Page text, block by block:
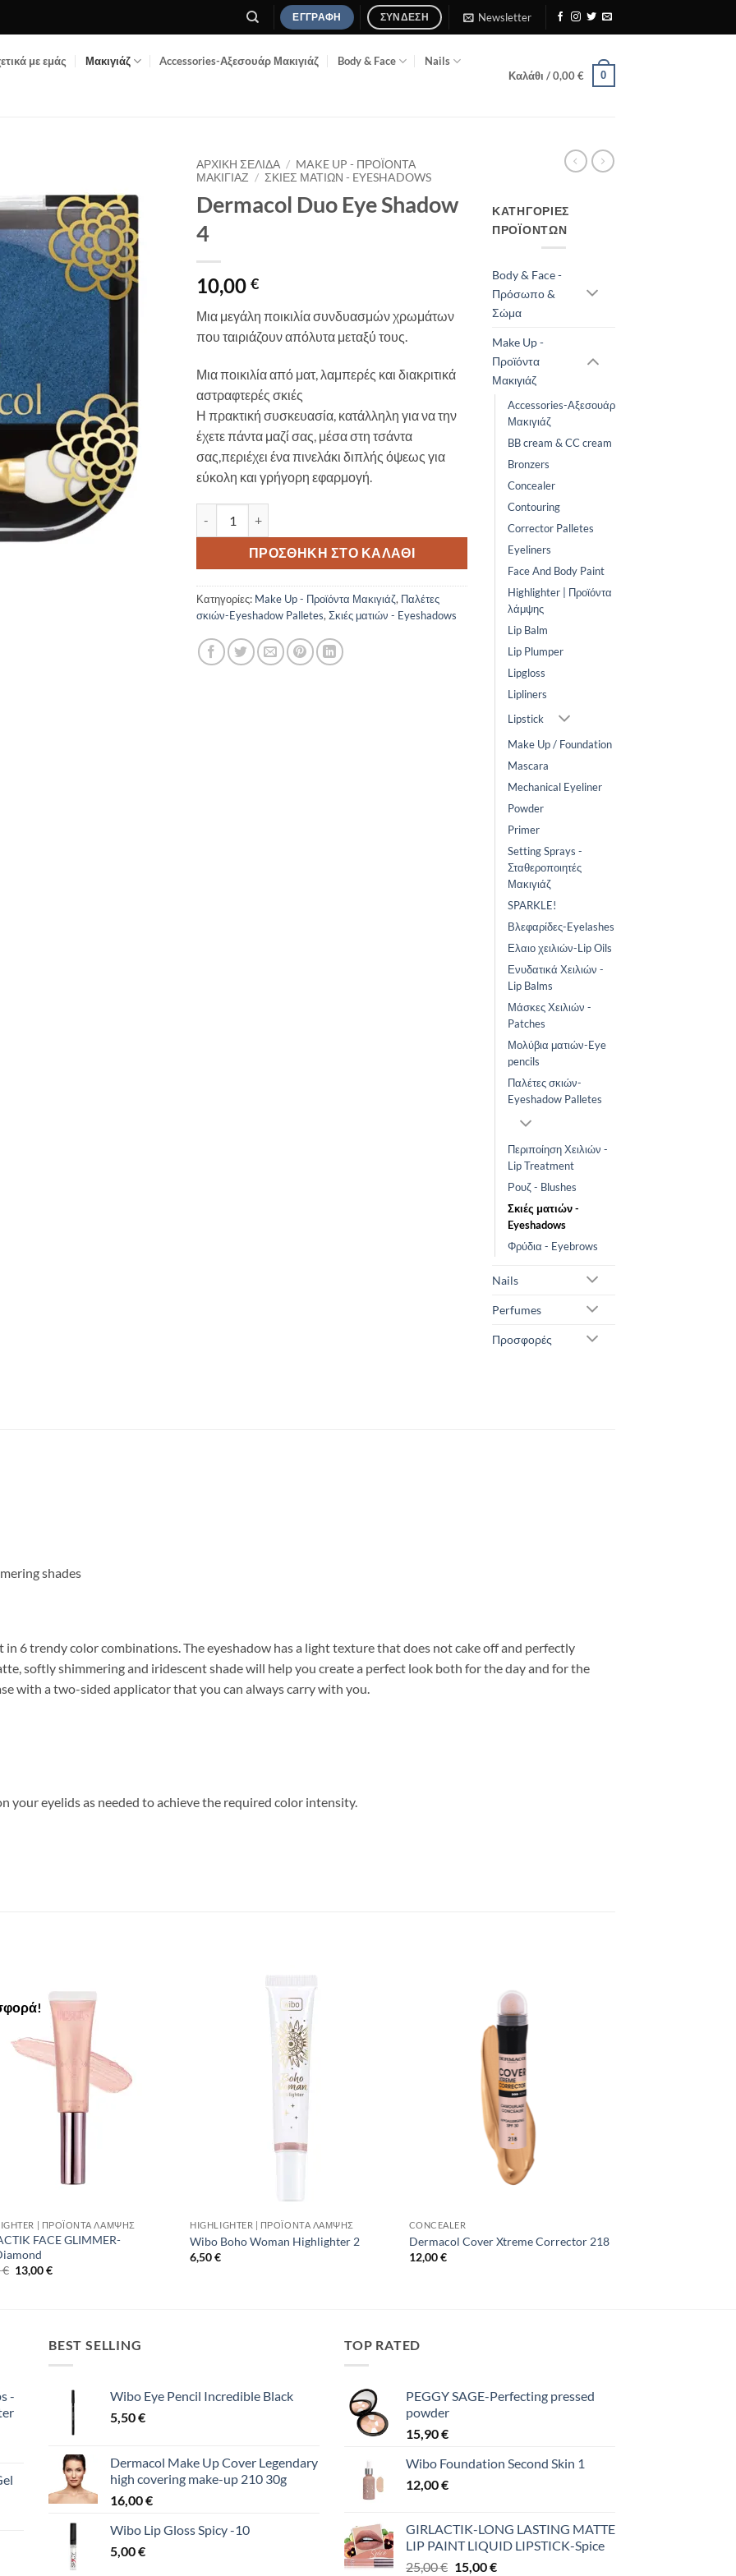
ΕΓΓΡΑΦΉ ΣΎΝΔΕΣΗ Newsletter
με εμάς Μακιγιάζ Accessories-Αξεσουάρ Μακιγιάζ Body & Face Nails
Καλάθι /0,00€ 0
Add to
Wishlist
ΑΡΧΙΚΉ ΣΕΛΊΔΑ / MAKE UP - ΠΡΟΪΌΝΤΑ
ΜΑΚΙΓΙΆΖ / ΣΚΙΈΣ ΜΑΤΙΏΝ - EYESHADOWS
Dermacol Duo Eye Shadow
4
10,00 €
Μια μεγάλη ποικιλία συνδυασμών χρωμάτων
που ταιριάζουν απόλυτα μεταξύ τους.
Μια ποικιλία από ματ, λαμπερές και διακριτικά
αστραφτερές σκιές
Η πρακτική συσκευασία, κατάλληλη για να την
έχετε πάντα μαζί σας, μέσα στη τσάντα
σας,περιέχει ένα πινελάκι διπλής όψεως για
εύκολη και γρήγορη εφαρμογή.
ΠΡΟΣΘΉΚΗ ΣΤΟ ΚΑΛΆΘΙ
Κατηγορίες: Make Up - Προϊόντα Μακιγιάζ, Παλέτες
σκιών-Eyeshadow Palletes,Σκιές ματιών - Eyeshadows
ΚΑΤΗΓΟΡΊΕΣ
ΠΡΟΪΌΝΤΩΝ
Body & Face -
Πρόσωπο &
Σώμα
Make Up -
Προϊόντα
Μακιγιάζ
Accessories-Αξεσουάρ
Μακιγιάζ
BB cream & CC cream
Bronzers
Concealer
Contouring
Corrector Palletes
Eyeliners
Face And Body Paint
Highlighter | Προϊόντα
λάμψης
Lip Balm
Lip Plumper
Lipgloss
Lipliners
Lipstick
Make Up / Foundation
Mascara
Mechanical Eyeliner
Powder
Primer
Setting Sprays -
Σταθεροποιητές
Μακιγιάζ
SPARKLE!
Βλεφαρίδες-Eyelashes
Ελαιο χειλιών-Lip Oils
Ενυδατικά Χειλιών -
Lip Balms
Μάσκες Χειλιών -
Patches
Μολύβια ματιών-Eye
pencils
Παλέτες σκιών-
Eyeshadow Palletes
Περιποίηση Χειλιών -
Lip Treatment
Ρουζ - Blushes
Σκιές ματιών -
Eyeshadows
Φρύδια - Eyebrows
Nails
Perfumes
Προσφορές
shades
6 trendy color combinations. The eyeshadow has a light texture that does not cake off and perfectly
softly shimmering and iridescent shade will help you create a perfect look both for the day and for the
with a two-sided applicator that you can always carry with you.
your eyelids as needed to achieve the required color intensity.
| ΠΡΟΪΌΝΤΑ ΛΆΜΨΗΣ
FACE GLIMMER-
€ Original
13,00€Η
HIGHLIGHTER | ΠΡΟΪΌΝΤΑ ΛΆΜΨΗΣ
Wibo Boho Woman Highlighter 2
6,50€
CONCEALER
Dermacol Cover Xtreme Corrector 218
12,00€
-
BEST SELLING
Wibo Eye Pencil Incredible Black
5,50€
Dermacol Make Up Cover Legendary
high covering make-up 210 30g
16,00€
Wibo Lip Gloss Spicy -10
5,00€
TOP RATED
PEGGY SAGE-Perfecting pressed
powder
15,90€
Wibo Foundation Second Skin 1
12,00€
GIRLACTIK-LONG LASTING MATTE
LIP PAINT LIQUID LIPSTICK-Spice
25,00€ Original
15,00€Η